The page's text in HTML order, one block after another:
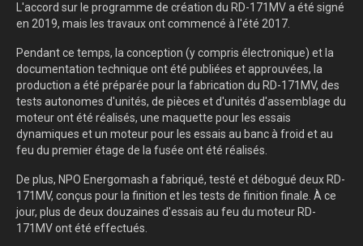
L'accord sur le programme de création du RD-171MV a été signé
en 2019, mais les travaux ont commencé à l'été 2017.
Pendant ce temps, la conception (y compris électronique) et la
documentation technique ont été publiées et approuvées, la
production a été préparée pour la fabrication du RD-171MV, des
tests autonomes d'unités, de pièces et d'unités d'assemblage du
moteur ont été réalisés, une maquette pour les essais
dynamiques et un moteur pour les essais au banc à froid et au
feu du premier étage de la fusée ont été réalisés.
De plus, NPO Energomash a fabriqué, testé et débogué deux RD-
171MV, conçus pour la finition et les tests de finition finale. À ce
jour, plus de deux douzaines d'essais au feu du moteur RD-
171MV ont été effectués.